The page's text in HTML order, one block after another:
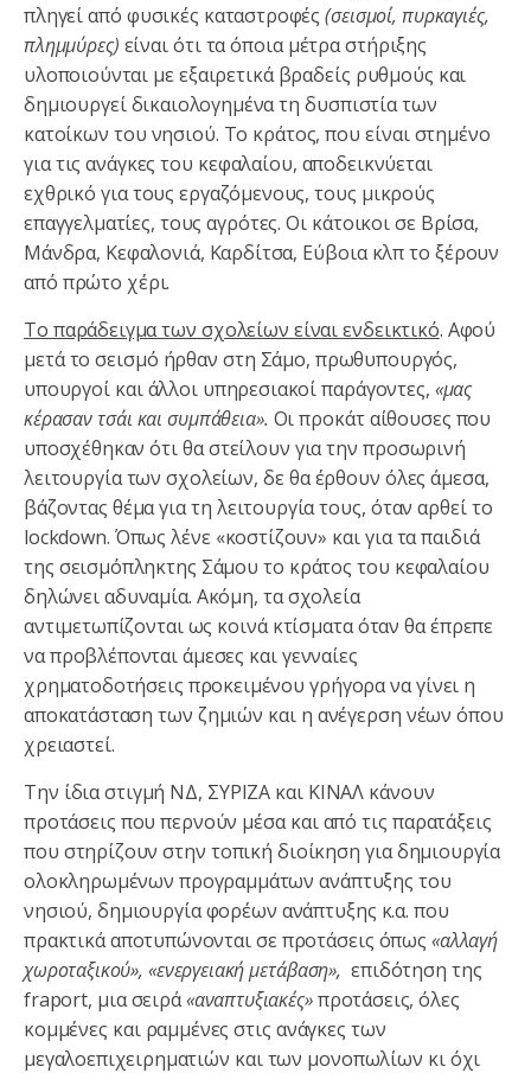
πληγεί από φυσικές καταστροφές(σεισμοί, πυρκαγιές,
πλημμύρες) είναι ότι τα όποια μέτρα στήριξης
υλοποιούνται με εξαιρετικά βραδείς ρυθμούς και
δημιουργεί δικαιολογημένα τη δυσπιστία των
κατοίκων του νησιού. Το κράτος, που είναι στημένο
για τις ανάγκες του κεφαλαίου, αποδεικνύεται
εχθρικό για τους εργαζόμενους, τους μικρούς
επαγγελματίες, τους αγρότες. Οι κάτοικοι σε Βρίσα,
Μάνδρα, Κεφαλονιά, Καρδίτσα, Εύβοια κλπ το ξέρουν
από πρώτο χέρι.
Το παράδειγμα των σχολείων είναι ενδεικτικό. Αφού
μετά το σεισμό ήρθαν στη Σάμο, πρωθυπουργός,
υπουργοί και άλλοι υπηρεσιακοί παράγοντες, «μας
κέρασαν τσάι και συμπάθεια». Οι προκάτ αίθουσες που
υποσχέθηκαν ότι θα στείλουν για την προσωρινή
λειτουργία των σχολείων, δε θα έρθουν όλες άμεσα,
βάζοντας θέμα για τη λειτουργία τους, όταν αρθεί το
lockdown. Όπως λένε «κοστίζουν» και για τα παιδιά
της σεισμόπληκτης Σάμου το κράτος του κεφαλαίου
δηλώνει αδυναμία. Ακόμη, τα σχολεία
αντιμετωπίζονται ως κοινά κτίσματα όταν θα έπρεπε
να προβλέπονται άμεσες και γενναίες
χρηματοδοτήσεις προκειμένου γρήγορα να γίνει η
αποκατάσταση των ζημιών και η ανέγερση νέων όπου
χρειαστεί.
Την ίδια στιγμή ΝΔ, ΣΥΡΙΖΑ και ΚΙΝΑΛ κάνουν
προτάσεις που περνούν μέσα και από τις παρατάξεις
που στηρίζουν στην τοπική διοίκηση για δημιουργία
ολοκληρωμένων προγραμμάτων ανάπτυξης του
νησιού, δημιουργία φορέων ανάπτυξης κ.α. που
πρακτικά αποτυπώνονται σε προτάσεις όπως«αλλαγή
χωροταξικού», «ενεργειακή μετάβαση», επιδότηση της
fraport, μια σειρά«αναπτυξιακές»προτάσεις, όλες
κομμένες και ραμμένες στις ανάγκες των
μεγαλοεπιχειρηματιών και των μονοπωλίων κι όχι